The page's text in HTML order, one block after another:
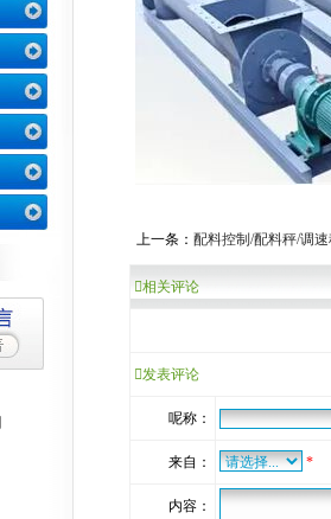
上一条： 配料控制/配料秤/调
相关评论
发表评论
呢称：
来自： *
内容：